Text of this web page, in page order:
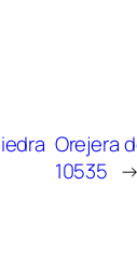
Orejera
10535 →